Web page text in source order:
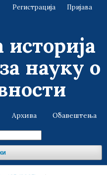
науку о
Архива Обавештења
Регистрација Пријава